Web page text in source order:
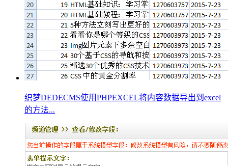
织梦DEDECMS使用PHPEXCEL将内容数据导出到excel
的方法...